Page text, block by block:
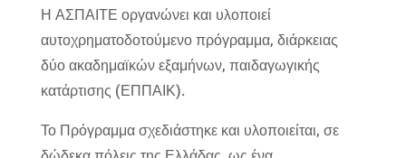
Η ΑΣΠΑΙΤΕ οργανώνει και υλοποιεί
αυτοχρηματοδοτούμενο πρόγραμμα, διάρκειας
δύο ακαδημαϊκών εξαμήνων, παιδαγωγικής
κατάρτισης (ΕΠΠΑΙΚ).
Το Πρόγραμμα σχεδιάστηκε και υλοποιείται, σε